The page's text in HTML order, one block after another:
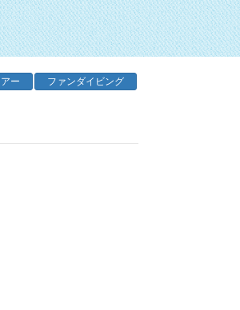
ファンダイビング
ー